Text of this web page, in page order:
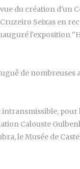
du création d'un
Seixas en
l'exposition
de
Calouste
le Musée de